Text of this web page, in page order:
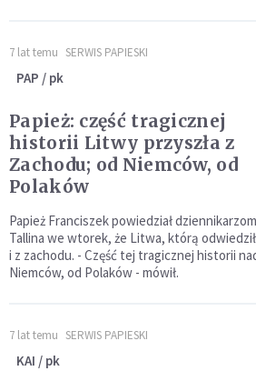
7 lat temu SERWIS PAPIESKI
PAP / pk
Papież: część tragicznej
historii Litwy przyszła z
Zachodu; od Niemców, od
Polaków
Papież Franciszek powiedział
Tallina we wtorek, że Litwa, którą
i z zachodu. - Część tej tragicznej historii
Niemców, od Polaków - mówił.
7 lat temu SERWIS PAPIESKI
KAI / pk